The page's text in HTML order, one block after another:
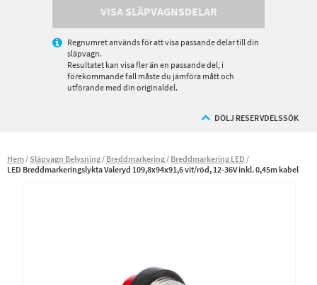
VISA SLÄPVAGNSDELAR
Regnumret används för att visa passande delar till din
släpvagn.
Resultatet kan visa fler än en passande del, i
förekommande fall måste du jämföra mått och
utförande med din originaldel.
DÖLJ RESERVDELSSÖK
Hem Släpvagn Belysning Breddmarkering Breddmarkering LED
LED Breddmarkeringslykta Valeryd 109,8x94x91,6 vit/röd, 12-36V inkl. 0,45m kabel